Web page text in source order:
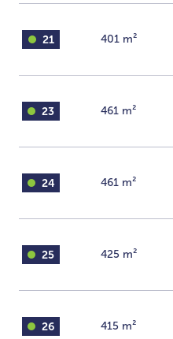
21 401m²
23 461 m²
24 461 m²
25 425 m²
26 415 m²